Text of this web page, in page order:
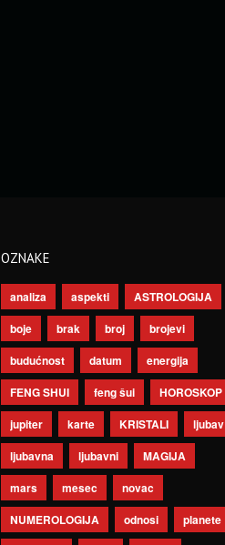
OZNAKE
analiza aspekti
ASTROLOGIJA
boje
brak broj
brojevi
budućnost
datum
energija
FENG SHUI
feng šui
HOROSKOP
jupiter
karte KRISTALI
ljubav
ljubavna
ljubavni
MAGIJA
mars
mesec
novac
NUMEROLOGIJA
odnosi
planete